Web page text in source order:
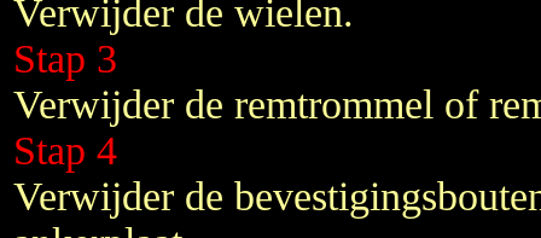
Verwijder de wielen.
Stap 3
Verwijder de remtrommel of
Stap 4
Verwijder de